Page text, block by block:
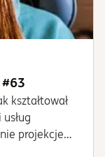
kształtował
projekcje